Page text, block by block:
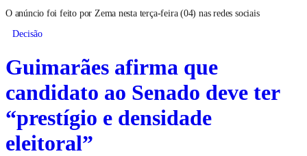
O anúncio foi feito por Zema nesta terça-feira (04) nas redes sociais
Decisão
Guimarães afirma que
candidato ao Senado deve ter
“prestígio e densidade
eleitoral”